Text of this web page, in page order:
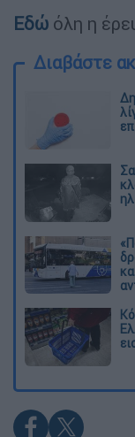
Εδώ όλη η
Διαβάστε